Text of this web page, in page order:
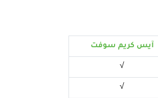
آيس كريم سوفت
√
√